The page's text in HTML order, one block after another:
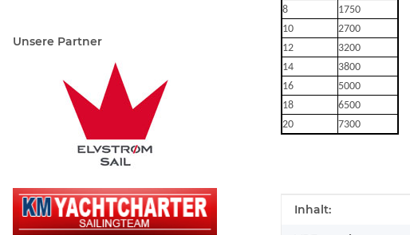
8
1750
10
2700
12
3200
14
3800
16
5000
18
6500
20
7300
Produkteigenschaft
Wert
Inhalt:
Unsere Partner